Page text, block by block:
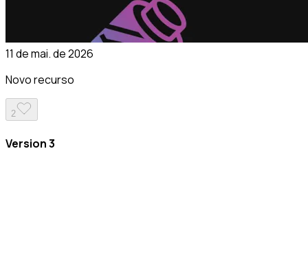
11 de mai. de 2026
Novo recurso
2
Version 3